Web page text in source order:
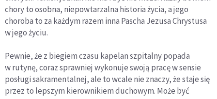
chory to osobna, niepowtarzalna historia życia, a jego
choroba to za każdym razem inna Pascha Jezusa Chrystusa
w jego życiu.
Pewnie, że z biegiem czasu kapelan szpitalny popada
w rutynę, coraz sprawniej wykonuje swoją pracę w sensie
posługi sakramentalnej, ale to wcale nie znaczy, że staje się
przez to lepszym kierownikiem duchowym. Może być